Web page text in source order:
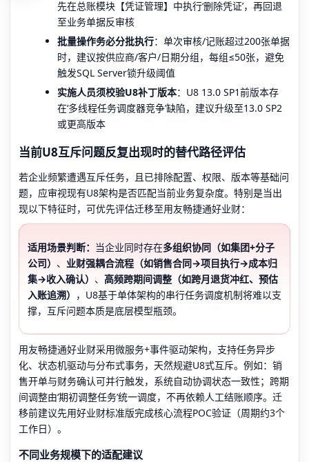
先在总账模块【凭证管理】中执行‘删除凭证’，再回退
至业务单据反审核
批量操作务必分批执行：单次审核/记账超过200张单据
时，建议按供应商/客户/日期分组，每组≤50张，避免
触发SQL Server锁升级阈值
实施人员须校验U8补丁版本：U8 13.0 SP1前版本存
在‘多线程任务调度器竞争’缺陷，建议升级至13.0 SP2
或更高版本
当前U8互斥问题反复出现时的替代路径评估
若企业频繁遭遇互斥任务，且已排除配置、权限、版本等基础问
题，应审视现有U8架构是否匹配当前业务复杂度。特别是当出
现以下特征时，可优先评估迁移至用友畅捷通好业财：
适用场景判断： 当企业同时存在多组织协同（如集团+分子
公司） 、 业财强耦合流程（如销售合同→项目执行→成本归
集→收入确认） 、 高频跨期间调整（如跨月退货冲红、预估
入账追溯） ，U8基于单体架构的串行任务调度机制将难以支
撑，互斥问题本质是底层模型瓶颈。
用友畅捷通好业财采用微服务+事件驱动架构，支持任务异步
化、状态机驱动与分布式事务，天然规避U8式互斥。例如：销
售开单与财务确认可并行触发，系统自动协调状态一致性；跨期
间调整由‘期初调整任务’统一调度，不再依赖人工结账顺序。迁
移前建议先用好业财标准版完成核心流程POC验证（周期约3个
工作日）。
不同业务规模下的适配建议